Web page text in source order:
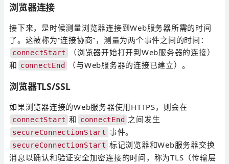
浏览器连接
接下来，是时候测量浏览器连接到Web服务器所需的时间
了。这被称为“连接协商”，测量为两个事件之间的时间：
connectStart
（浏览器开始打开到Web服务器的连接）
和 connectEnd （与Web服务器的连接已建立）。
浏览器TLS/SSL
如果浏览器连接的Web服务器使用HTTPS，则会在
connectStart 和 connectEnd 之间发生
secureConnectionStart 事件。
secureConnectionStart 标记浏览器和Web服务器交换
消息以确认和验证安全加密连接的时间，称为TLS（传输层